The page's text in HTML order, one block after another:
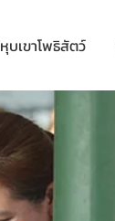
หุบเขาโพธิสัตว์